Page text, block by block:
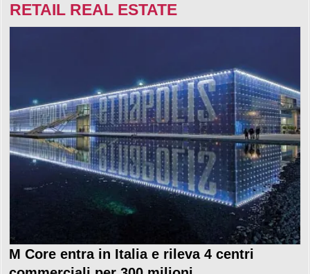
RETAIL REAL ESTATE
M Core entra in Italia e rileva 4 centri